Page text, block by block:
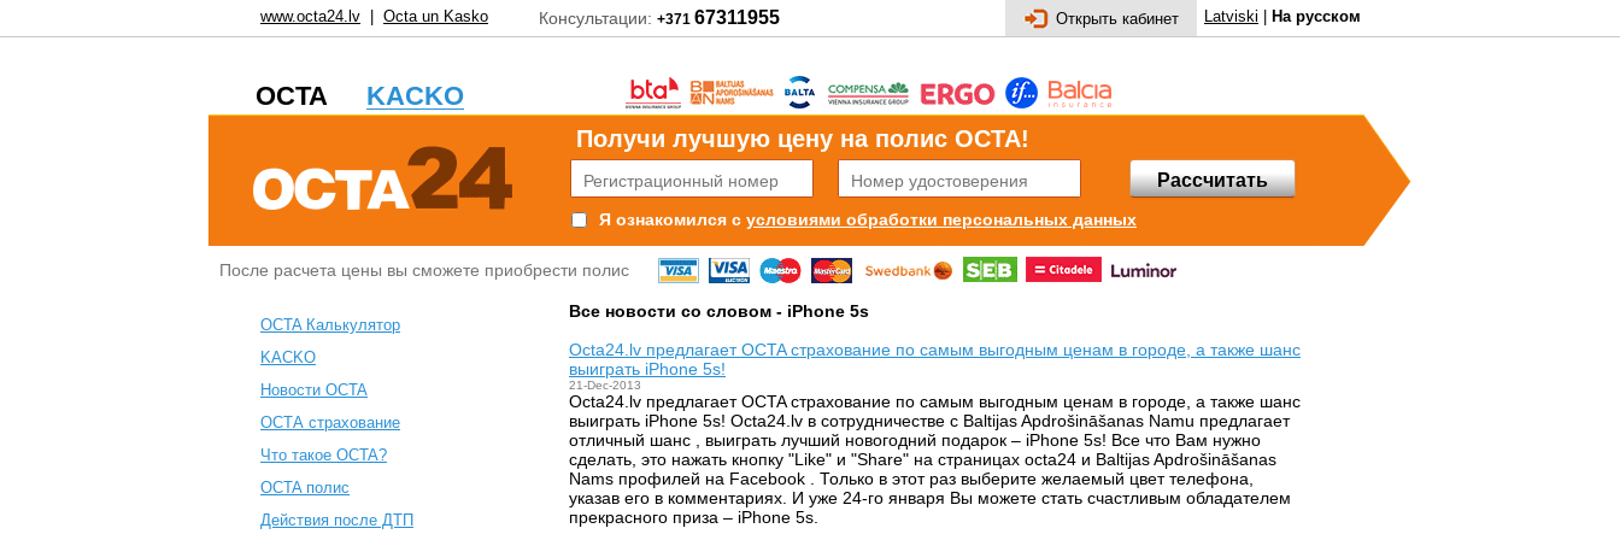
www.octa24.lv Octa un Kasko Консультации: +371 67311955 Latviski На русском
Открыть кабинет
OCTA KACKO
Получи лучшую цену на полис OCTA!
Рассчитать
Я ознакомился с условиями обработки персональных данных
После расчета цены вы сможете приобрести полис
OCTA Калькулятор
KACKO
Новости OCTA
ОСТА страхование
Что такое OCTA?
ОСTA полис
Действия после ДТП
Все новости со словом - iPhone 5s
Octa24.lv предлагает OCTA страхование по самым выгодным ценам в городе, а также шанс
выиграть iPhone 5s!
21-Dec-2013
Octa24.lv предлагает OCTA страхование по самым выгодным ценам в городе, а также шанс
выиграть iPhone 5s! Octa24.lv в сотрудничестве с Baltijas Apdrošināšanas Namu предлагает
отличный шанс , выиграть лучший новогодний подарок – iPhone 5s! Все что Вам нужно
сделать, это нажать кнопку "Like" и "Share" на страницах octa24 и Baltijas Apdrošināšanas
Nams профилей на Facebook . Только в этот раз выберите желаемый цвет телефона,
указав его в комментариях. И уже 24-го января Вы можете стать счастливым обладателем
прекрасного приза – iPhone 5s.